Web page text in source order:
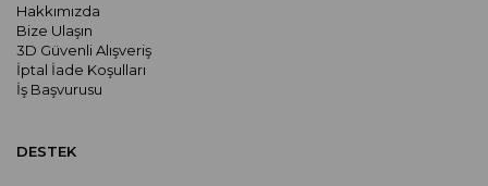
Hakkımızda
Bize Ulaşın
3D Güvenli Alışveriş
İptal İade Koşulları
İş Başvurusu
DESTEK